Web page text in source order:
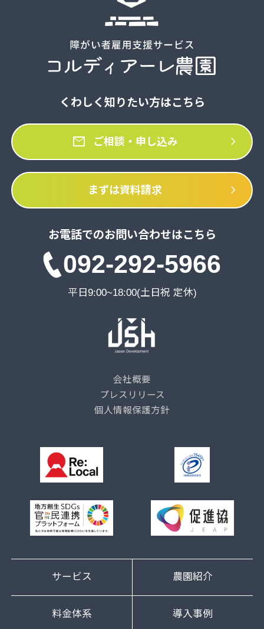
くわしく知りたい方はこちら
mail ご相談・申し込み chevron_right
まずは資料請求 chevron_right
お電話でのお問い合わせはこちら
092-292-5966
平日9:00~18:00(土日祝 定休)
会社概要
プレスリリース
個人情報保護方針
サービス 農園紹介
料金体系 導入事例